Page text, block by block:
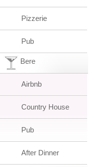
Pizzerie
Pub
Bere
Airbnb
Country House
Pub
After Dinner